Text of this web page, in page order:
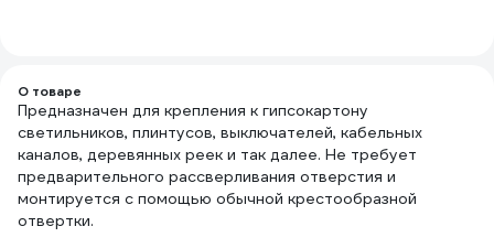
О товаре
Предназначен для крепления к гипсокартону
светильников, плинтусов, выключателей, кабельных
каналов, деревянных реек и так далее. Не требует
предварительного рассверливания отверстия и
монтируется с помощью обычной крестообразной
отвертки.